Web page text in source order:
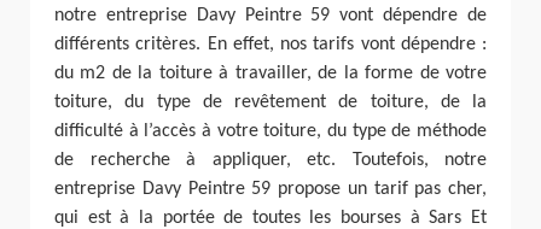
notre entreprise Davy Peintre 59 vont dépendre de
différents critères. En effet, nos tarifs vont dépendre :
du m2 de la toiture à travailler, de la forme de votre
toiture, du type de revêtement de toiture, de la
difficulté à l’accès à votre toiture, du type de méthode
de recherche à appliquer, etc. Toutefois, notre
entreprise Davy Peintre 59 propose un tarif pas cher,
qui est à la portée de toutes les bourses à Sars Et